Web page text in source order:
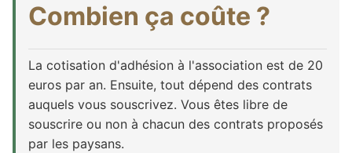
Combien ça coûte ?
La cotisation d'adhésion à l'association est de 20
euros par an. Ensuite, tout dépend des contrats
auquels vous souscrivez. Vous êtes libre de
souscrire ou non à chacun des contrats proposés
par les paysans.